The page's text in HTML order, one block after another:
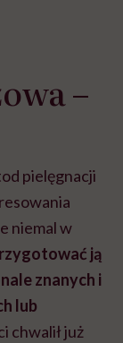
–
pielęgnacji
niemal w
ją
znanych i
lub
chwalił już